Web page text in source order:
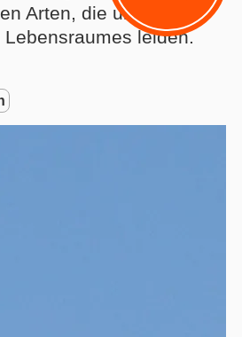
Arten, die unter der
leiden.